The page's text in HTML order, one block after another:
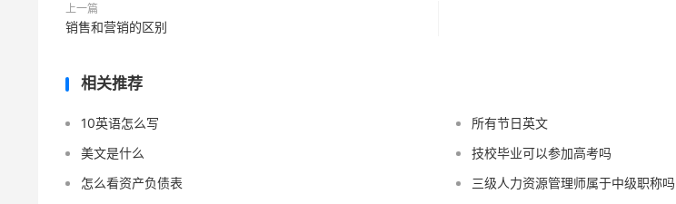
上一篇
销售和营销的区别
相关推荐
10英语怎么写
所有节日英文
美文是什么
技校毕业可以参加高考吗
怎么看资产负债表
三级人力资源管理师属于中级职称吗